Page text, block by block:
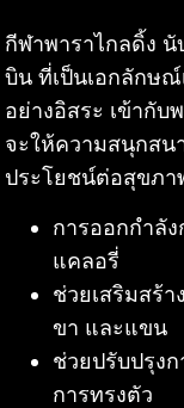
กีฬาพาราไกลดิ้ง
บิน ที่เป็นเอกลักษ
อย่างอิสระ เข้ากับ
จะให้ความสนุกสน
ประโยชน์ต่อสุขภา
การออกกำลั
แคลอรี่
ช่วยเสริมสร้
ขา และแขน
ช่วยปรับปรุง
การทรงตัว